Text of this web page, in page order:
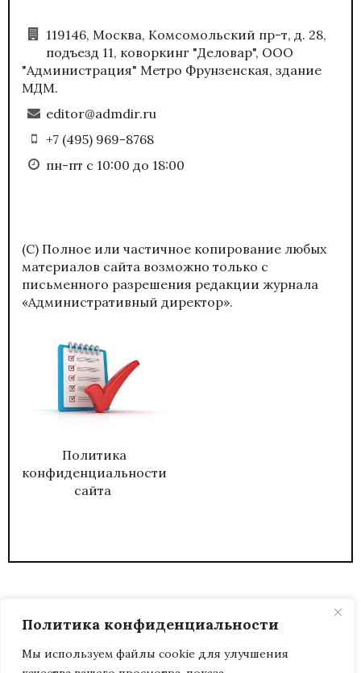
Политика конфиденциальности
Мы используем файлы cookie для улучшения
119146, Москва, Комсомольский пр-т, д. 28,
подъезд 11, коворкинг "Деловар", ООО
"Администрация" Метро Фрунзенская, здание
МДМ.
editor@admdir.ru
+7 (495) 969-8768
пн-пт с 10:00 до 18:00
(С) Полное или частичное копирование любых
материалов сайта возможно только с
письменного разрешения редакции журнала
«Административный директор».
Политика
конфиденциальности
сайта